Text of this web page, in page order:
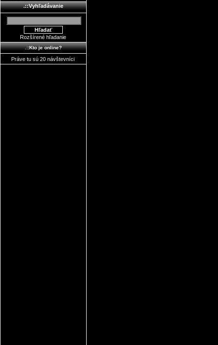
.::Vyhľadávanie
Rozšírené hľadanie
.::Kto je online?
Práve tu sú 20 návštevníci